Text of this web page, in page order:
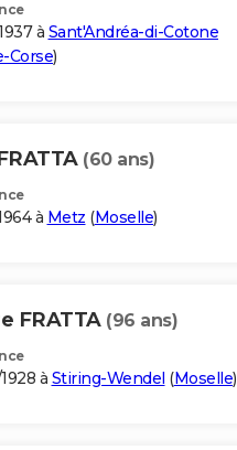
à Sant'Andréa-di-Cotone
Corse)
(60 ans)
à Metz (Moselle)
FRATTA (96 ans)
à Stiring-Wendel (Moselle)